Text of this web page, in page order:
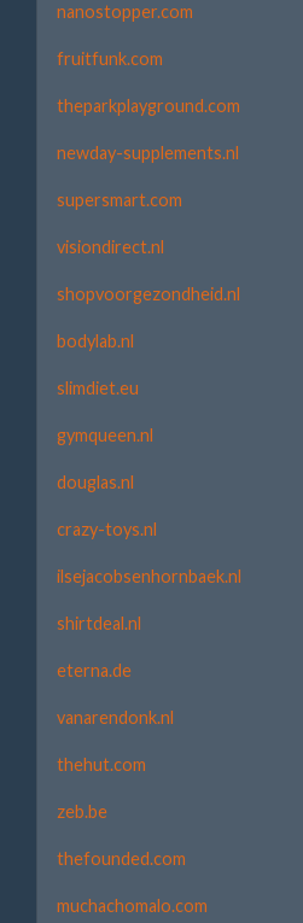
nanostopper.com
fruitfunk.com
theparkplayground.com
newday-supplements.nl
supersmart.com
visiondirect.nl
shopvoorgezondheid.nl
bodylab.nl
slimdiet.eu
gymqueen.nl
douglas.nl
crazy-toys.nl
ilsejacobsenhornbaek.nl
shirtdeal.nl
eterna.de
vanarendonk.nl
thehut.com
zeb.be
thefounded.com
muchachomalo.com